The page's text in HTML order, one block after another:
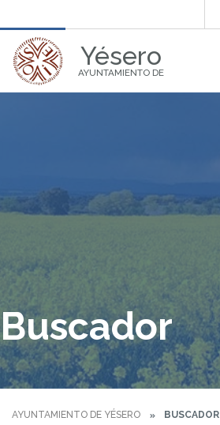
Yésero
AYUNTAMIENTO DE
Buscador
AYUNTAMIENTO DE YÉSERO BUSCADOR